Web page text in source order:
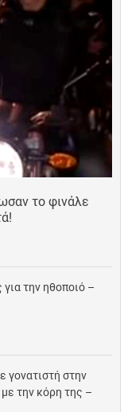
το φινάλε
την ηθοποιό –
στην
την κόρη της –